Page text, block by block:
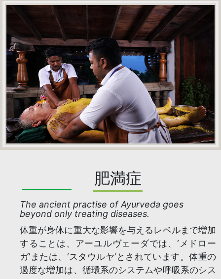
肥満症
The ancient practise of Ayurveda goes
beyond only treating diseases.
体重が身体に重大な影響を与えるレベルまで増加
することは、アーユルヴェーダでは、‘メドロー
ガ’または、‘スタウルヤ’とされています。体重の
過度な増加は、循環系のシステムや呼吸系のシス